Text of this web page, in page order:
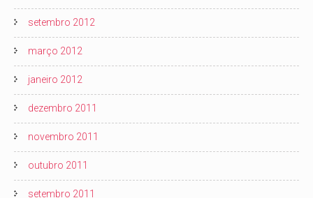
setembro 2012
março 2012
janeiro 2012
dezembro 2011
novembro 2011
outubro 2011
setembro 2011